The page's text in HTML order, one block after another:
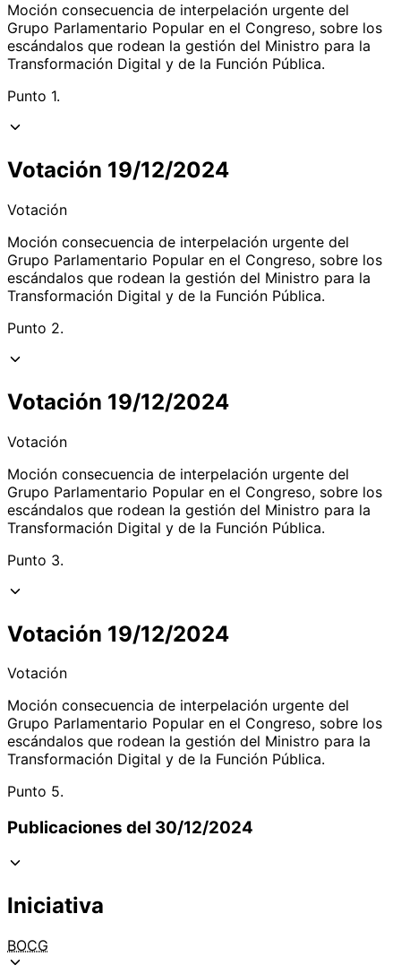
Moción consecuencia de interpelación urgente del
Grupo Parlamentario Popular en el Congreso, sobre los
escándalos que rodean la gestión del Ministro para la
Transformación Digital y de la Función Pública.
Punto 1.
Votación 19/12/2024
Votación
Moción consecuencia de interpelación urgente del
Grupo Parlamentario Popular en el Congreso, sobre los
escándalos que rodean la gestión del Ministro para la
Transformación Digital y de la Función Pública.
Punto 2.
Votación 19/12/2024
Votación
Moción consecuencia de interpelación urgente del
Grupo Parlamentario Popular en el Congreso, sobre los
escándalos que rodean la gestión del Ministro para la
Transformación Digital y de la Función Pública.
Punto 3.
Votación 19/12/2024
Votación
Moción consecuencia de interpelación urgente del
Grupo Parlamentario Popular en el Congreso, sobre los
escándalos que rodean la gestión del Ministro para la
Transformación Digital y de la Función Pública.
Punto 5.
Publicaciones del 30/12/2024
Iniciativa
BOCG